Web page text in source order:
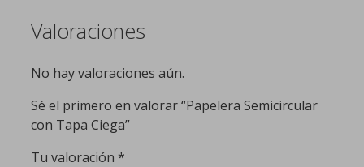
Valoraciones
No hay valoraciones aún.
Sé el primero en valorar “Papelera Semicircular
con Tapa Ciega”
Tu valoración *